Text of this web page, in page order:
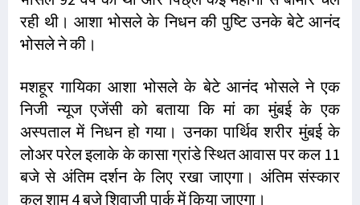
रही थी। आशा भोसले के निधन की पुष्टि उनके बेटे आनंद
भोसले ने की।
मशहूर गायिका आशा भोसले के बेटे आनंद भोसले ने एक
निजी न्यूज एजेंसी को बताया कि मां का मुंबई के एक
अस्पताल में निधन हो गया। उनका पार्थिव शरीर मुंबई के
लोअर परेल इलाके के कासा ग्रांडे स्थित आवास पर कल 11
बजे से अंतिम दर्शन के लिए रखा जाएगा। अंतिम संस्कार
कल शाम 4 बजे शिवाजी पार्क में किया जाएगा।